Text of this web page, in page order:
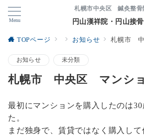
Menu
札幌市中央区 鍼灸整骨
円山漢祥院・円山接
TOPページ お知らせ 札幌市
お知らせ 未分類
札幌市 中央区 マンシ
最初にマンションを購入したのは
た。
まだ独身で、賃貸ではなく購入し